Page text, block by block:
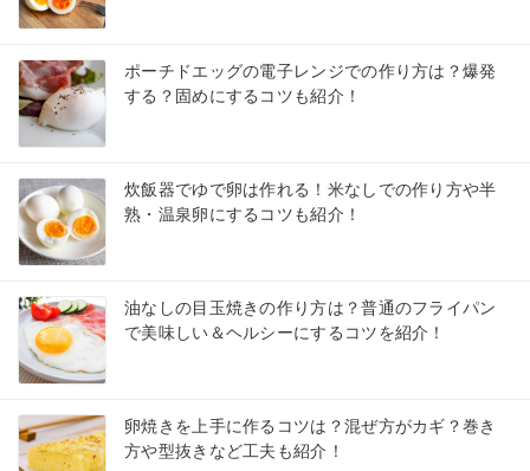
ポーチドエッグの電子レンジでの作り方は？爆発
する？固めにするコツも紹介！
炊飯器でゆで卵は作れる！米なしでの作り方や半
熟・温泉卵にするコツも紹介！
油なしの目玉焼きの作り方は？普通のフライパン
で美味しい＆ヘルシーにするコツを紹介！
卵焼きを上手に作るコツは？混ぜ方がカギ？巻き
方や型抜きなど工夫も紹介！